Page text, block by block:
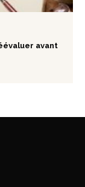
avant